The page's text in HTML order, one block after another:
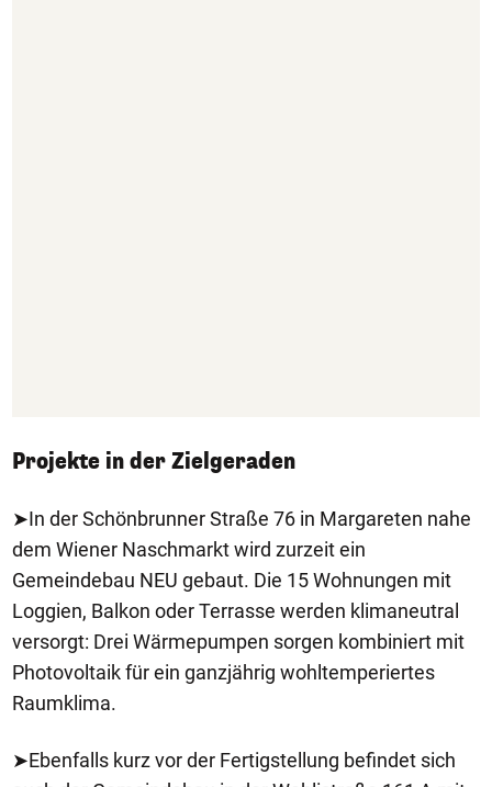
Projekte in der Zielgeraden
➤In der Schönbrunner Straße 76 in Margareten nahe
dem Wiener Naschmarkt wird zurzeit ein
Gemeindebau NEU gebaut. Die 15 Wohnungen mit
Loggien, Balkon oder Terrasse werden klimaneutral
versorgt: Drei Wärmepumpen sorgen kombiniert mit
Photovoltaik für ein ganzjährig wohltemperiertes
Raumklima.
➤Ebenfalls kurz vor der Fertigstellung befindet sich